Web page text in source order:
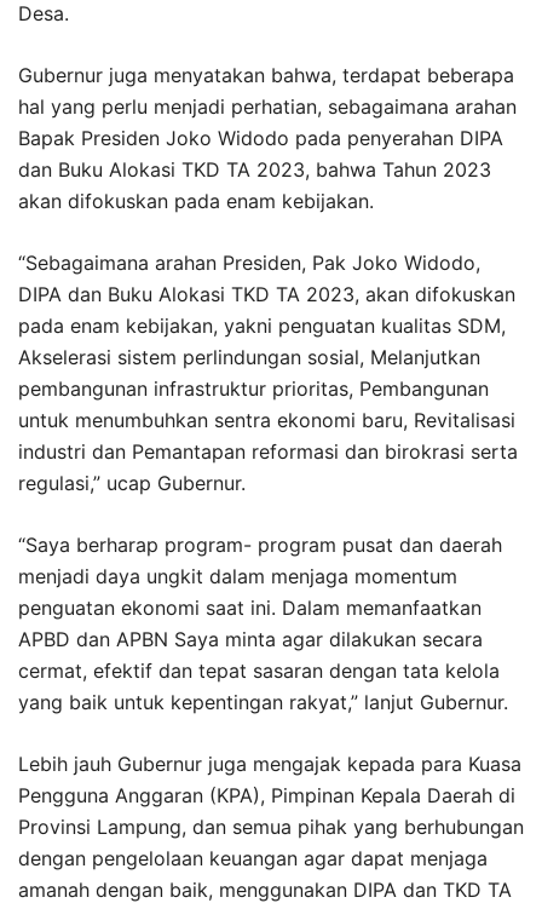
Desa.
Gubernur juga menyatakan bahwa, terdapat beberapa
hal yang perlu menjadi perhatian, sebagaimana arahan
Bapak Presiden Joko Widodo pada penyerahan DIPA
dan Buku Alokasi TKD TA 2023, bahwa Tahun 2023
akan difokuskan pada enam kebijakan.
“Sebagaimana arahan Presiden, Pak Joko Widodo,
DIPA dan Buku Alokasi TKD TA 2023, akan difokuskan
pada enam kebijakan, yakni penguatan kualitas SDM,
Akselerasi sistem perlindungan sosial, Melanjutkan
pembangunan infrastruktur prioritas, Pembangunan
untuk menumbuhkan sentra ekonomi baru, Revitalisasi
industri dan Pemantapan reformasi dan birokrasi serta
regulasi,” ucap Gubernur.
“Saya berharap program- program pusat dan daerah
menjadi daya ungkit dalam menjaga momentum
penguatan ekonomi saat ini. Dalam memanfaatkan
APBD dan APBN Saya minta agar dilakukan secara
cermat, efektif dan tepat sasaran dengan tata kelola
yang baik untuk kepentingan rakyat,” lanjut Gubernur.
Lebih jauh Gubernur juga mengajak kepada para Kuasa
Pengguna Anggaran (KPA), Pimpinan Kepala Daerah di
Provinsi Lampung, dan semua pihak yang berhubungan
dengan pengelolaan keuangan agar dapat menjaga
amanah dengan baik, menggunakan DIPA dan TKD TA